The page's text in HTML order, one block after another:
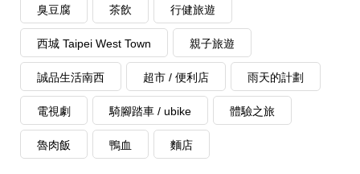
臭豆腐 茶飲 行健旅遊
西城 Taipei West Town 親子旅遊
誠品生活南西 超市 / 便利店 雨天的計劃
電視劇 騎腳踏車 / ubike 體驗之旅
魯肉飯 鴨血 麵店